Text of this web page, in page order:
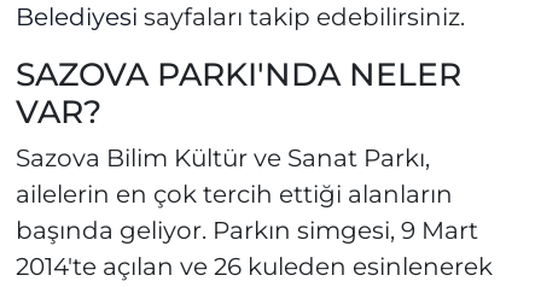
Belediyesi sayfaları takip edebilirsiniz.
SAZOVA PARKI'NDA NELER
VAR?
Sazova Bilim Kültür ve Sanat Parkı,
ailelerin en çok tercih ettiği alanların
başında geliyor. Parkın simgesi, 9 Mart
2014'te açılan ve 26 kuleden esinlenerek